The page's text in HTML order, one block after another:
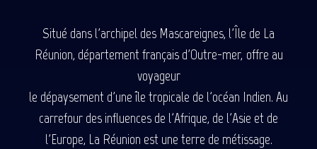
Situé dans l'archipel des Mascareignes, l'Île de La
Réunion, département français d'Outre-mer, offre au
voyageur
le dépaysement d'une île tropicale de l'océan Indien. Au
carrefour des influences de l'Afrique, de l'Asie et de
l'Europe, La Réunion est une terre de métissage.